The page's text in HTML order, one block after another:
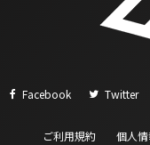
Facebook Twitter
ご利用規約 個人